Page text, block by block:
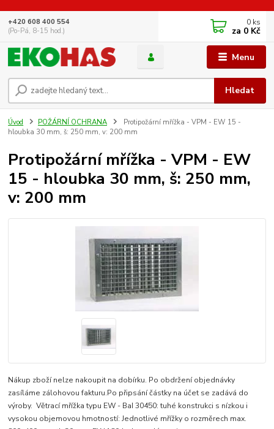
Menu
Hledat
+420 608 400 554
(Po-Pá, 8-15 hod.)
0 ks
za 0 Kč
Úvod POŽÁRNÍ OCHRANA
Protipožární mřížka - VPM - EW 15 -
hloubka 30 mm, š: 250 mm, v: 200 mm
Protipožární mřížka - VPM - EW
15 - hloubka 30 mm, š: 250 mm,
v: 200 mm
Nákup zboží nelze nakoupit na dobírku. Po obdržení objednávky
zasíláme zálohovou fakturu.Po připsání částky na účet se zadává do
výroby. Větrací mřížka typu EW - BaI 30450: tuhé konstrukci s nízkou i
vysokou objemovou hmotností: Jednotlivé mřížky o rozměrech max.